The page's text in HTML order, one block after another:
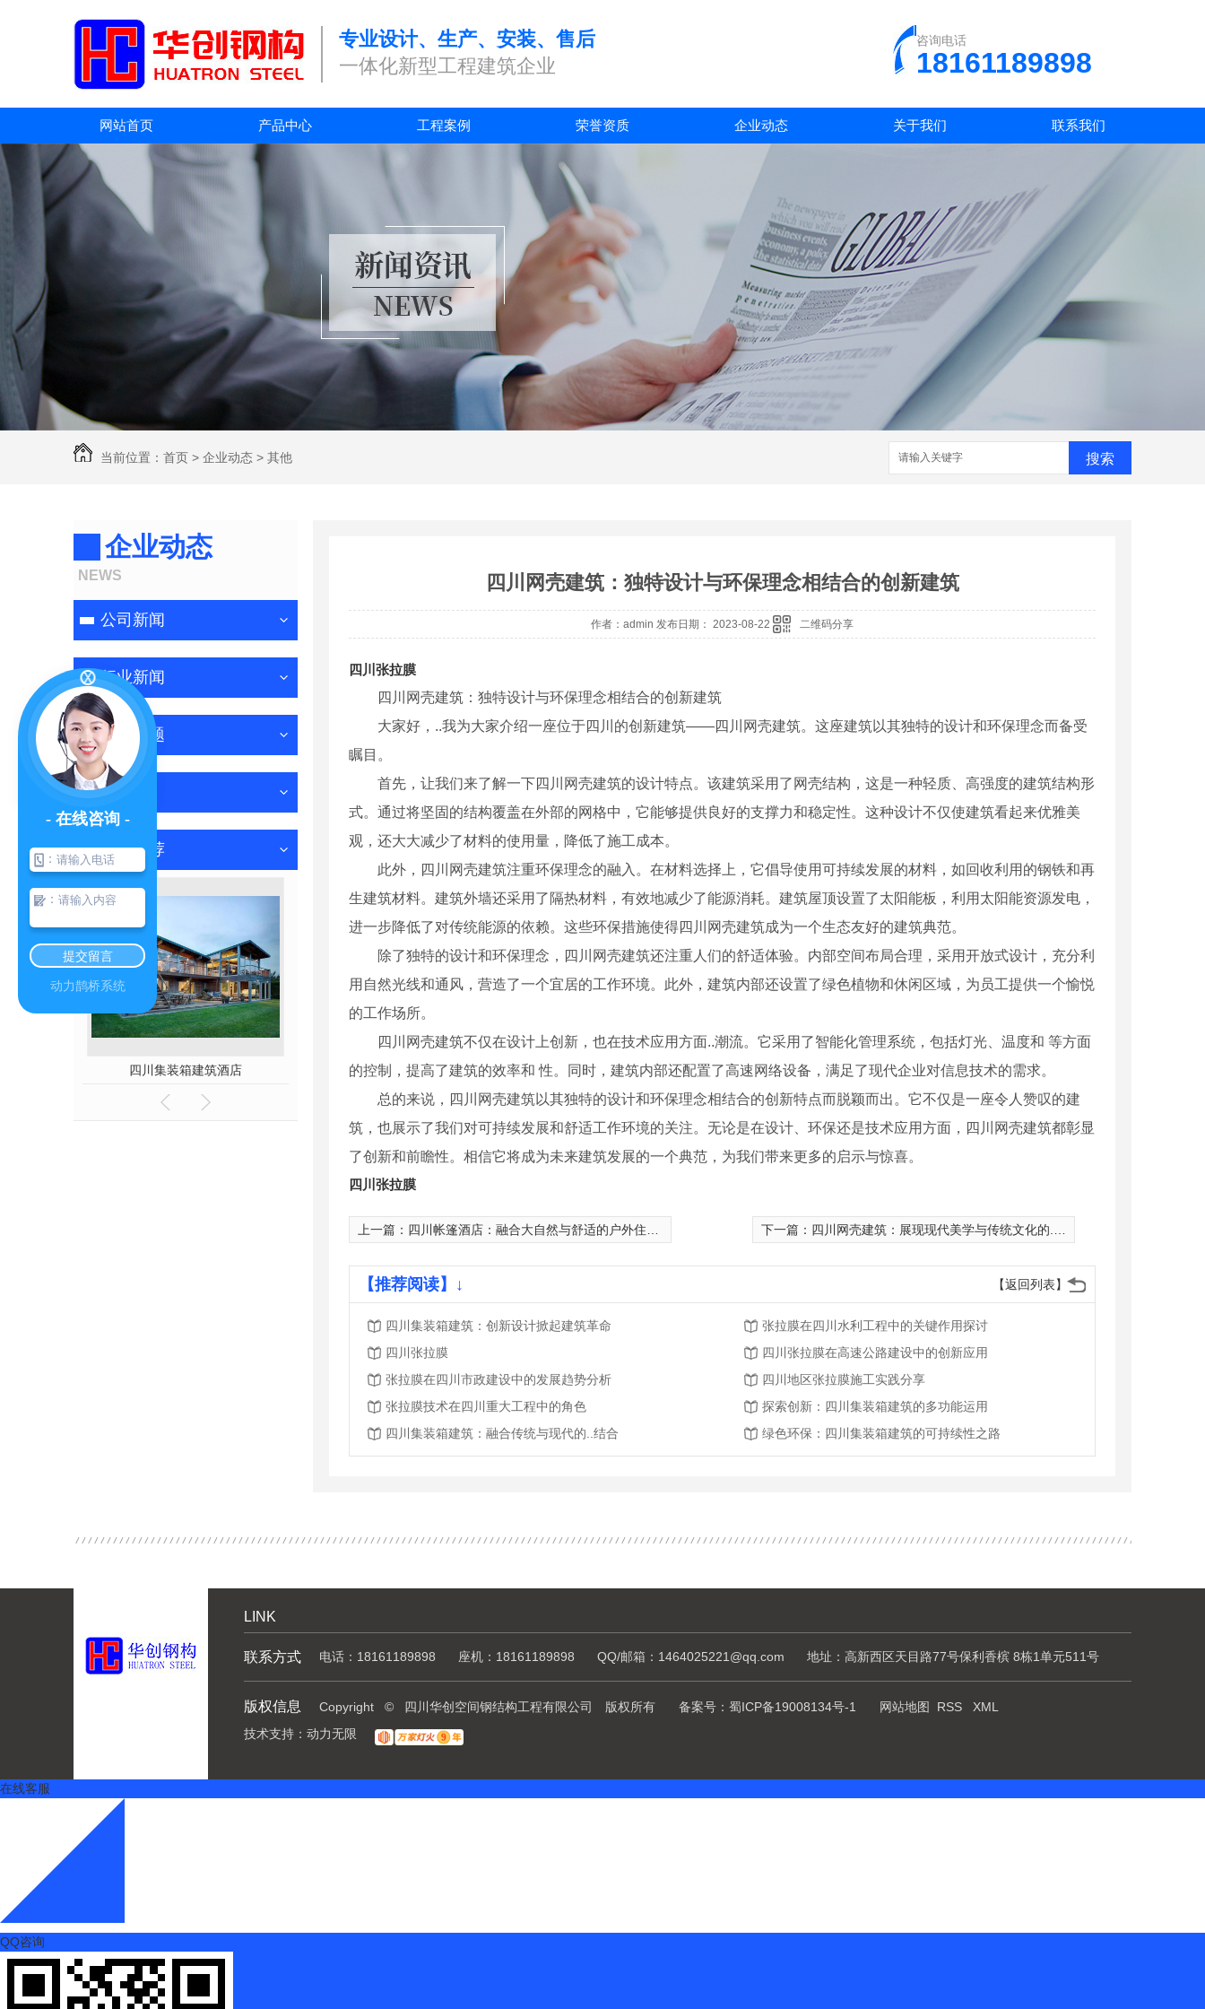
专业设计、生产、安装、售后
一体化新型工程建筑企业
咨询电话
18161189898
网站首页 产品中心 工程案例 荣誉资质 企业动态 关于我们 联系我们
当前位置： 首页 > 企业动态 > 其他 搜索
企业动态
NEWS
公司新闻
行业新闻
常见问题
其他
热门推荐
四川集装箱建筑酒店 四川张拉膜厂家 四川模块建筑厂家 四川膜结构厂家
四川网壳建筑：独特设计与环保理念相结合的创新建筑
作者：admin 发布日期： 2023-08-22 二维码分享
四川张拉膜
四川网壳建筑：独特设计与环保理念相结合的创新建筑
大家好，..我为大家介绍一座位于四川的创新建筑——四川网壳建筑。这座建筑以其独特的设计和环保理念而备受
瞩目。
首先，让我们来了解一下四川网壳建筑的设计特点。该建筑采用了网壳结构，这是一种轻质、高强度的建筑结构形
式。通过将坚固的结构覆盖在外部的网格中，它能够提供良好的支撑力和稳定性。这种设计不仅使建筑看起来优雅美
观，还大大减少了材料的使用量，降低了施工成本。
此外，四川网壳建筑注重环保理念的融入。在材料选择上，它倡导使用可持续发展的材料，如回收利用的钢铁和再
生建筑材料。建筑外墙还采用了隔热材料，有效地减少了能源消耗。建筑屋顶设置了太阳能板，利用太阳能资源发电，
进一步降低了对传统能源的依赖。这些环保措施使得四川网壳建筑成为一个生态友好的建筑典范。
除了独特的设计和环保理念，四川网壳建筑还注重人们的舒适体验。内部空间布局合理，采用开放式设计，充分利
用自然光线和通风，营造了一个宜居的工作环境。此外，建筑内部还设置了绿色植物和休闲区域，为员工提供一个愉悦
的工作场所。
四川网壳建筑不仅在设计上创新，也在技术应用方面..潮流。它采用了智能化管理系统，包括灯光、温度和 等方面
的控制，提高了建筑的效率和 性。同时，建筑内部还配置了高速网络设备，满足了现代企业对信息技术的需求。
总的来说，四川网壳建筑以其独特的设计和环保理念相结合的创新特点而脱颖而出。它不仅是一座令人赞叹的建
筑，也展示了我们对可持续发展和舒适工作环境的关注。无论是在设计、环保还是技术应用方面，四川网壳建筑都彰显
了创新和前瞻性。相信它将成为未来建筑发展的一个典范，为我们带来更多的启示与惊喜。
四川张拉膜
上一篇： 四川帐篷酒店：融合大自然与舒适的户外住宿选择 下一篇： 四川网壳建筑：展现现代美学与传统文化的..融合
【返回列表】
【推荐阅读】↓
四川集装箱建筑：创新设计掀起建筑革命
张拉膜在四川水利工程中的关键作用探讨
四川张拉膜
四川张拉膜在高速公路建设中的创新应用
张拉膜在四川市政建设中的发展趋势分析
四川地区张拉膜施工实践分享
张拉膜技术在四川重大工程中的角色
探索创新：四川集装箱建筑的多功能运用
四川集装箱建筑：融合传统与现代的..结合
绿色环保：四川集装箱建筑的可持续性之路
LINK
联系方式 电话：18161189898 座机：18161189898 QQ/邮箱：1464025221@qq.com 地址：高新西区天目路77号保利香槟 8栋1单元511号
版权信息 Copyright © 四川华创空间钢结构工程有限公司 版权所有 备案号： 蜀ICP备19008134号-1 网站地图 RSS
XML
技术支持： 动力无限
在线客服
QQ咨询
- 在线咨询 -
：
：
提交留言
动力鹊桥系统